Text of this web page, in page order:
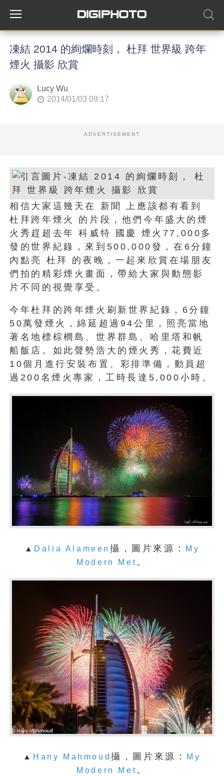
凍結 2014 的絢爛時刻， 杜拜 世界級 跨年
煙火 攝影 欣賞
Lucy Wu
2014/01/03 09:17
ADVERTISEMENT
相信大家這幾天在 新聞 上應該都有看到
杜拜跨年煙火 的片段，他們今年盛大的煙
火秀趕超去年 科威特 國慶 煙火77,000多
發的世界紀錄，來到500,000發，在6分鐘
內點亮 杜拜 的夜晚，一起來欣賞在場朋友
們拍的精彩煙火畫面，帶給大家與動態影
片不同的視覺享受。
今年杜拜的跨年煙火刷新世界紀錄，6分鐘
50萬發煙火，綿延超過94公里，照亮當地
著名地標棕櫚島、世界群島、哈里塔和帆
船飯店。如此聲勢浩大的煙火秀，花費近
10個月進行安裝布置、彩排準備，動員超
過200名煙火專家，工時長達5,000小時。
▲ Dalia Alameen 攝，圖片來源：
My
Modern Met 。
▲ Hany Mahmoud攝，圖片來源：
My
Modern Met。